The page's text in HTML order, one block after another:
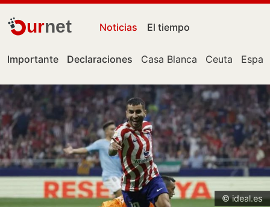
urnet Noticias El tiempo
Importante Declaraciones Casa Blanca Ceuta
© ideal.es